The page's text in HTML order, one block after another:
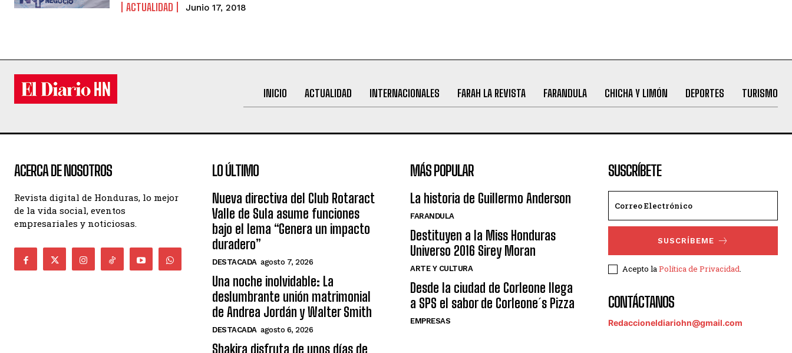
ACTUALIDAD Junio 17, 2018
INICIO ACTUALIDAD INTERNACIONALES FARAH LA REVISTA FARANDULA CHICHA Y LIMÓN DEPORTES TURISMO
ACERCA DE NOSOTROS
Revista digital de Honduras, lo mejor
de la vida social, eventos
empresariales y noticiosas.
LO ÚLTIMO
Nueva directiva del Club Rotaract
Valle de Sula asume funciones
bajo el lema “Genera un impacto
duradero”
DESTACADA agosto 7, 2026
Una noche inolvidable: La
deslumbrante unión matrimonial
de Andrea Jordán y Walter Smith
DESTACADA agosto 6, 2026
Shakira disfruta de unos días de
MÁS POPULAR
La historia de Guillermo Anderson
FARANDULA
Destituyen a la Miss Honduras
Universo 2016 Sirey Moran
ARTE Y CULTURA
Desde la ciudad de Corleone llega
a SPS el sabor de Corleone´s Pizza
EMPRESAS
SUSCRÍBETE
SUSCRÍBEME
Acepto laPolítica de Privacidad.
CONTÁCTANOS
Redaccioneldiariohn@gmail.com